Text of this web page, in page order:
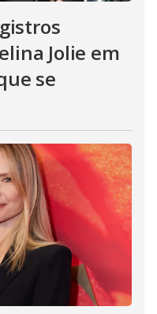
Jolie em
se